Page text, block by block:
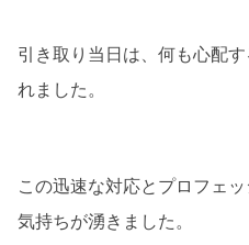
引き取り当日は、何も心配
れました。
この迅速な対応とプロフェ
気持ちが湧きました。